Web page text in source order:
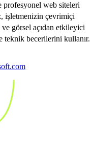
profesyonel web siteleri
işletmenizin çevrimiçi
ve görsel açıdan etkileyici
teknik becerilerini kullanır.